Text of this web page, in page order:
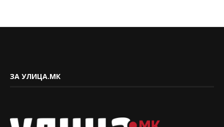
ЗА УЛИЦА.МК